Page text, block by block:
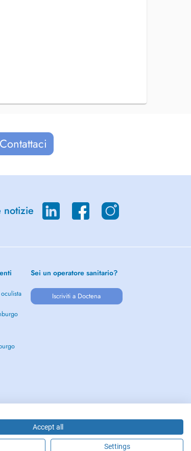
notizie
Sei un operatore sanitario?
Iscriviti a Doctena
Accept all
Settings